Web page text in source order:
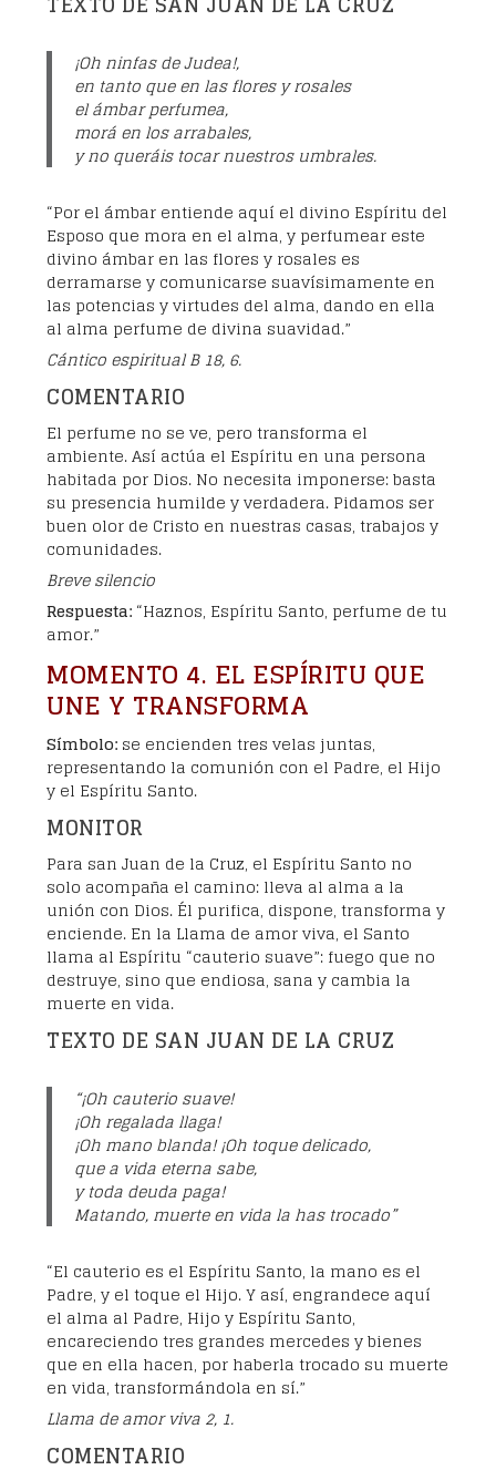
¡Oh ninfas de Judea!,
en tanto que en las flores y rosales
el ámbar perfumea,
morá en los arrabales,
y no queráis tocar nuestros umbrales.
“Por el ámbar entiende aquí el divino Espíritu del
Esposo que mora en el alma, y perfumear este
divino ámbar en las flores y rosales es
derramarse y comunicarse suavísimamente en
las potencias y virtudes del alma, dando en ella
al alma perfume de divina suavidad.”
Cántico espiritual B 18, 6.
COMENTARIO
El perfume no se ve, pero transforma el
ambiente. Así actúa el Espíritu en una persona
habitada por Dios. No necesita imponerse: basta
su presencia humilde y verdadera. Pidamos ser
buen olor de Cristo en nuestras casas, trabajos y
comunidades.
Breve silencio
Respuesta: “Haznos, Espíritu Santo, perfume de tu
amor.”
MOMENTO 4. EL ESPÍRITU QUE
UNE Y TRANSFORMA
Símbolo: se encienden tres velas juntas,
representando la comunión con el Padre, el Hijo
y el Espíritu Santo.
MONITOR
Para san Juan de la Cruz, el Espíritu Santo no
solo acompaña el camino: lleva al alma a la
unión con Dios. Él purifica, dispone, transforma y
enciende. En la Llama de amor viva, el Santo
llama al Espíritu “cauterio suave”: fuego que no
destruye, sino que endiosa, sana y cambia la
muerte en vida.
TEXTO DE SAN JUAN DE LA CRUZ
“¡Oh cauterio suave!
¡Oh regalada llaga!
¡Oh mano blanda! ¡Oh toque delicado,
que a vida eterna sabe,
y toda deuda paga!
Matando, muerte en vida la has trocado”
“El cauterio es el Espíritu Santo, la mano es el
Padre, y el toque el Hijo. Y así, engrandece aquí
el alma al Padre, Hijo y Espíritu Santo,
encareciendo tres grandes mercedes y bienes
que en ella hacen, por haberla trocado su muerte
en vida, transformándola en sí.”
Llama de amor viva 2, 1.
COMENTARIO